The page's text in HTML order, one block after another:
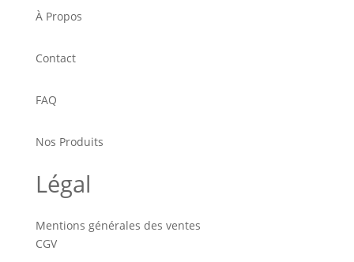
À Propos
Contact
FAQ
Nos Produits
Légal
Mentions générales des ventes
CGV